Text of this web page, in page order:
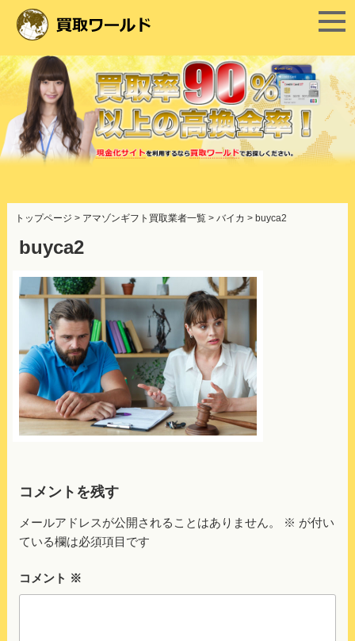
ン
トップページ > アマゾンギフト買取業者一覧> バイカ > buyca2
buyca2
コメントを残す
メールアドレスが公開されることはありません。 ※ が付い
ている欄は必須項目です
コメント ※